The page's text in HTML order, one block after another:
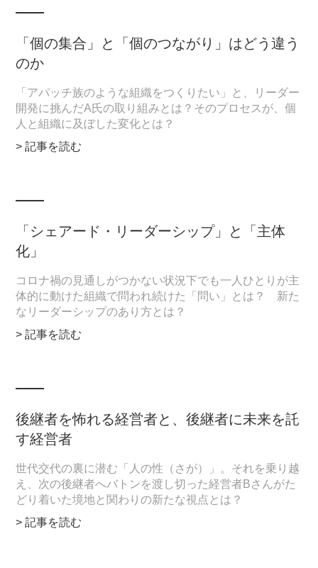
「個の集合」と「個のつながり」はどう違う
のか
「アパッチ族のような組織をつくりたい」と、リーダー
開発に挑んだA氏の取り組みとは？そのプロセスが、個
人と組織に及ぼした変化とは？
> 記事を読む
「シェアード・リーダーシップ」と「主体
化」
コロナ禍の見通しがつかない状況下でも一人ひとりが主
体的に動けた組織で問われ続けた「問い」とは？ 新た
なリーダーシップのあり方とは？
> 記事を読む
後継者を怖れる経営者と、後継者に未来を託
す経営者
世代交代の裏に潜む「人の性（さが）」。それを乗り越
え、次の後継者へバトンを渡し切った経営者Bさんがた
どり着いた境地と関わりの新たな視点とは？
> 記事を読む